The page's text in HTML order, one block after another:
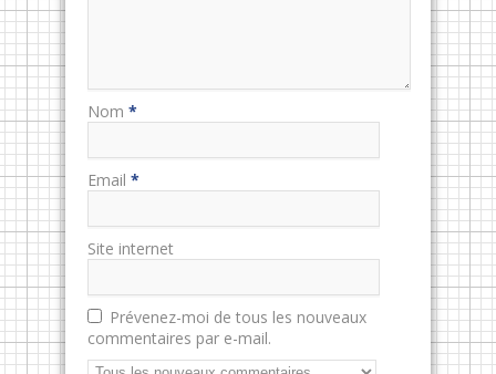
Nom *
Email *
Site internet
Prévenez-moi de tous les nouveaux
commentaires par e-mail.